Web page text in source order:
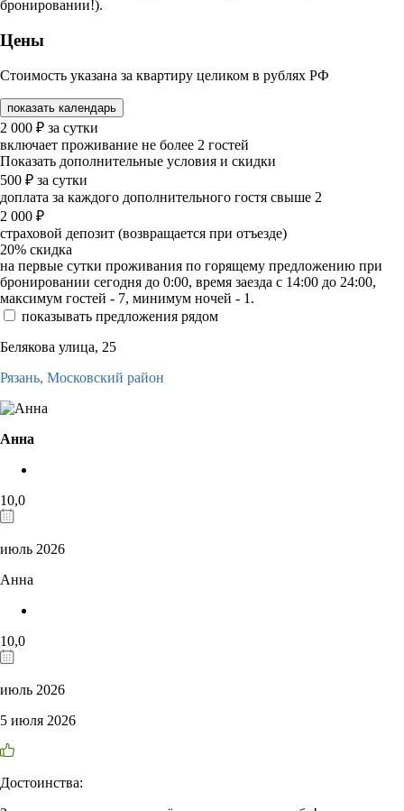
бронировании!).
Цены
Стоимость указана за квартиру целиком в рублях РФ
показать календарь
2 000 ₽ за сутки
включает проживание не более 2 гостей
Показать дополнительные условия и скидки
500 ₽ за сутки
доплата за каждого дополнительного гостя свыше 2
2 000 ₽
страховой депозит (возвращается при отъезде)
20% скидка
на первые сутки проживания по горящему предложению при
бронировании сегодня до 0:00, время заезда с 14:00 до 24:00,
максимум гостей - 7, минимум ночей - 1.
показывать предложения рядом
Белякова улица, 25
Рязань, Московский район
Анна
10,0
июль 2026
Анна
10,0
июль 2026
5 июля 2026
Достоинства: